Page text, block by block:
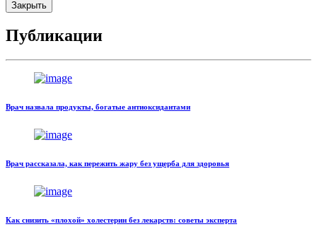
Закрыть
Публикации
Врач назвала продукты, богатые антиоксидантами
Врач рассказала, как пережить жару без ущерба для здоровья
Как снизить «плохой» холестерин без лекарств: советы эксперта